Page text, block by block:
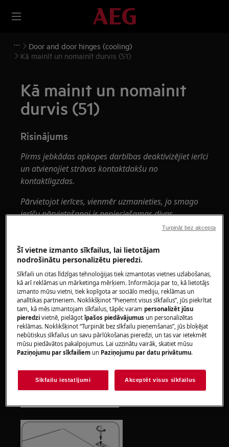
Door and door hinges (cooling)
Kā mainīt un nomainīt durvis (51)
Kā mainīt un nomainīt
durvis (51)
Risinājums
Pirms jebkādas apkopes darbības deaktivizējiet ierīci
un atvienojiet strāvas kontaktdakšu no
kontaktligzdas.
Pārvietojot ierīces, vienmēr uzmanieties, jo smago
ierīču pārvietošanai ir nepieciešamas divas
Vienmēr lietojiet drošības cimdus un slēgtus apavus.
Lūdzu, ņemiet vērā, ka, veicot nepareizu remontu,
pašremonts vai neprofesionāls remonts var izraisīt
drošības sekas
Kā mainīt un nomainīt durvis
Šī vietne izmanto sīkfailus, lai lietotājam
nodrošinātu personalizētu pieredzi.
Sīkfaili un citas līdzīgas tehnoloģijas tiek izmantotas vietnes uzlabošanas,
kā arī reklāmas un mārketinga mērķiem. Informācija par to, kā lietotājs
izmanto mūsu vietni, tiek kopīgota ar sociālo mediju, reklāmas un
analītikas partneriem. Noklikšķinot “Pieņemt visus sīkfailus”, jūs piekrītat
tam, kā mēs izmantojam sīkfailus, tāpēc varampersonalizēt jūsu
pieredzivietnē, pielāgotīpašos piedāvājumus un personalizētas
reklāmas. Noklikšķinot “Turpināt bez sīkfailu pieņemšanas”, jūs bloķējat
nebūtiskus sīkfailus un savu pārlūkošanas pieredzi, un tas var ietekmēt
mūsu piedāvātos pakalpojumus. Lai uzzinātu vairāk, skatiet mūsu
Paziņojumu par sīkfailiem un Paziņojumu par datu privātumu.
Sīkfailu iestatījumi Akceptēt visus sīkfailus
Turpināt bez akcepta